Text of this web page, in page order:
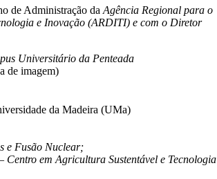
de Administração da Agência Regional para o
e Inovação (ARDITI) e com o Diretor
Universitário da Penteada
de imagem)
da Madeira (UMa)
e Fusão Nuclear;
em Agricultura Sustentável e Tecnologia